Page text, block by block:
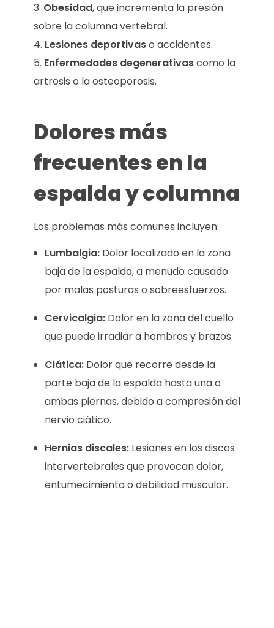
Obesidad, que incrementa la presión
sobre la columna vertebral.
Lesiones deportivaso accidentes.
Enfermedades degenerativascomo la
artrosis o la osteoporosis.
Dolores más
frecuentes en la
espalda y columna
Los problemas más comunes incluyen:
Lumbalgia:Dolor localizado en la zona
baja de la espalda, a menudo causado
por malas posturas o sobreesfuerzos.
Cervicalgia:Dolor en la zona del cuello
que puede irradiar a hombros y brazos.
Ciática:Dolor que recorre desde la
parte baja de la espalda hasta una o
ambas piernas, debido a compresión del
nervio ciático.
Hernias discales:Lesiones en los discos
intervertebrales que provocan dolor,
entumecimiento o debilidad muscular.